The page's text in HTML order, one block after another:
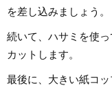
を差し込みましょう。
続いて、ハサミを使
カットします。
最後に、大きい紙コ